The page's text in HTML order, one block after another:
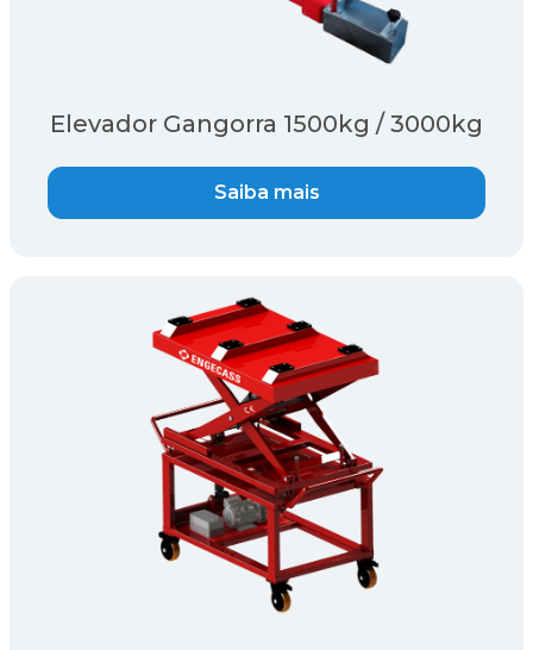
Elevador Gangorra 1500kg / 3000kg
Saiba mais